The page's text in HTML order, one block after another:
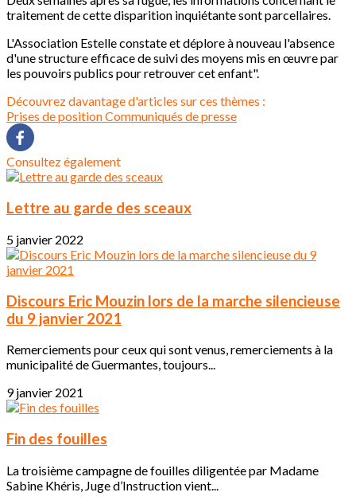
traitement de cette disparition inquiétante sont parcellaires.
L'Association Estelle constate et déplore à nouveau l'absence
d'une structure efficace de suivi des moyens mis en œuvre par
les pouvoirs publics pour retrouver cet enfant".
Découvrez davantage d'articles sur ces thèmes :
Prises de positionCommuniqués de presse
Consultez également
Lettre au garde des sceaux
5 janvier 2022
Discours Eric Mouzin lors de la marche silencieuse
du 9 janvier 2021
Remerciements pour ceux qui sont venus, remerciements à la
municipalité de Guermantes, toujours...
9 janvier 2021
Fin des fouilles
La troisième campagne de fouilles diligentée par Madame
Sabine Khéris, Juge d’Instruction vient...